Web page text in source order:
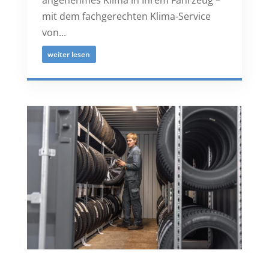
mit dem fachgerechten Klima-Service
von...
weiter lesen